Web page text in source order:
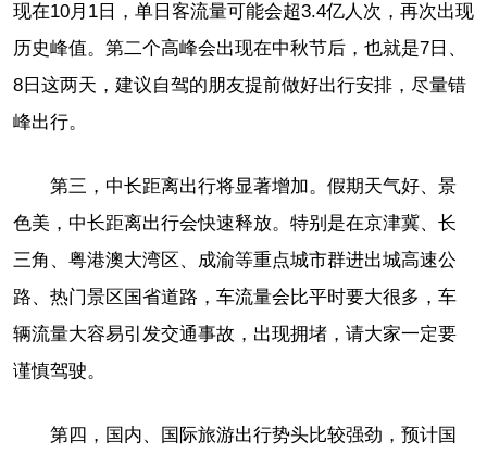
现在10月1日，单日客流量可能会超3.4亿人次，再次出现
历史峰值。第二个高峰会出现在中秋节后，也就是7日、
8日这两天，建议自驾的朋友提前做好出行安排，尽量错
峰出行。
第三，中长距离出行将显著增加。假期天气好、景
色美，中长距离出行会快速释放。特别是在京津冀、长
三角、粤港澳大湾区、成渝等重点城市群进出城高速公
路、热门景区国省道路，车流量会比平时要大很多，车
辆流量大容易引发交通事故，出现拥堵，请大家一定要
谨慎驾驶。
第四，国内、国际旅游出行势头比较强劲，预计国